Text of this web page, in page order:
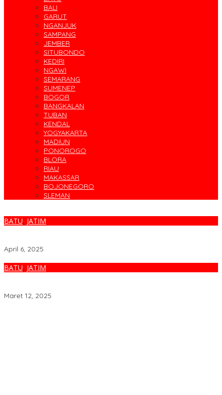
BALI
GARUT
NGANJUK
SAMPANG
JEMBER
SITUBONDO
KEDIRI
NGAWI
SEMARANG
SUMENEP
BOGOR
BANGKALAN
TUBAN
KENDAL
YOGYAKARTA
MADIUN
PONOROGO
BLORA
RIAU
MAKASSAR
BOJONEGORO
SLEMAN
BATU, JATIM
April 6, 2025
BATU, JATIM
Maret 12, 2025